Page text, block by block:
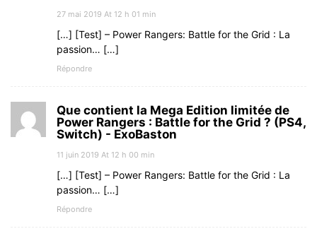
27 mai 2019 At 12 h 01 min
[…] [Test] – Power Rangers: Battle for the Grid : La
passion… […]
Répondre
Que contient la Mega Edition limitée de
Power Rangers : Battle for the Grid ? (PS4,
Switch) - ExoBaston
11 juin 2019 At 12 h 00 min
[…] [Test] – Power Rangers: Battle for the Grid : La
passion… […]
Répondre